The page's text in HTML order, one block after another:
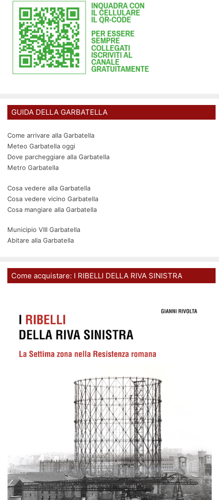
GUIDA DELLA GARBATELLA
Come arrivare alla Garbatella
Meteo Garbatella oggi
Dove parcheggiare alla Garbatella
Metro Garbatella
Cosa vedere alla Garbatella
Cosa vedere vicino Garbatella
Cosa mangiare alla Garbatella
Municipio VIII Garbatella
Abitare alla Garbatella
Come acquistare: I RIBELLI DELLA RIVA SINISTRA